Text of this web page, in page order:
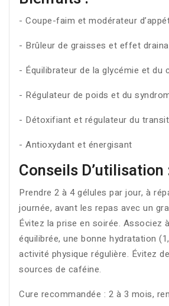
- Coupe-faim et modérateur
- Brûleur de graisses et effet
- Équilibrateur de la glycémie et du
- Régulateur de poids et du
- Détoxifiant et régulateur du
- Antioxydant et énergisant
Conseils D’utilisation
Prendre 2 à 4 gélules par jour, à
journée, avant les repas avec un
Évitez la prise en soirée. Associez
équilibrée, une bonne hydratation
activité physique régulière. Évitez
sources de caféine.
Cure recommandée : 2 à 3 mois,